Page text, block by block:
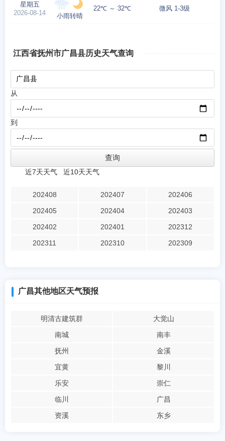
星期五
2026-08-14
小雨转晴
22℃ ～ 32℃ 微风 1-3级
江西省抚州市广昌县历史天气查询
从
到
近7天天气 近10天天气
202408 202407
202406
202405
202404
202403
202402
202401
202312
202311
202310 202309
广昌其他地区天气预报
明清古建筑群
大觉山
南城
南丰
抚州
金溪
宜黄
黎川
乐安
崇仁
临川
广昌
资溪
东乡